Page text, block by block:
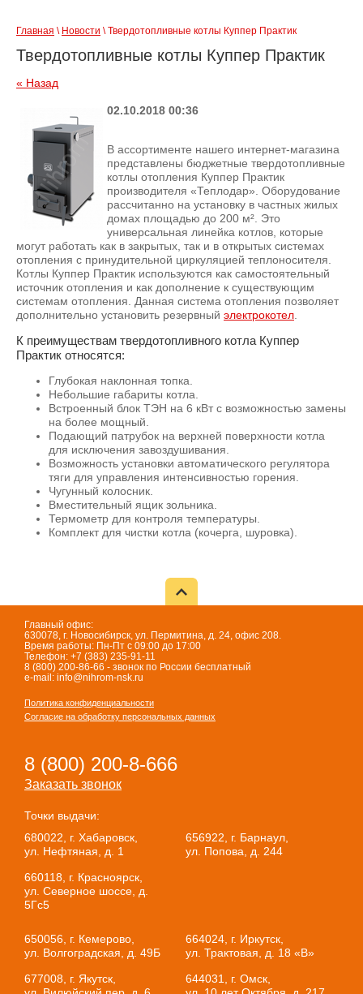
Главная \ Новости \ Твердотопливные котлы Куппер Практик
Твердотопливные котлы Куппер Практик
« Назад
02.10.2018 00:36
В ассортименте нашего интернет-магазина
представлены бюджетные твердотопливные
котлы отопления Куппер Практик
производителя «Теплодар». Оборудование
рассчитанно на установку в частных жилых
домах площадью до 200 м². Это
универсальная линейка котлов, которые
могут работать как в закрытых, так и в открытых системах
отопления с принудительной циркуляцией теплоносителя.
Котлы Куппер Практик используются как самостоятельный
источник отопления и как дополнение к существующим
системам отопления. Данная система отопления позволяет
дополнительно установить резервный электрокотел.
К преимуществам твердотопливного котла Куппер
Практик относятся:
Глубокая наклонная топка.
Небольшие габариты котла.
Встроенный блок ТЭН на 6 кВт с возможностью замены
на более мощный.
Подающий патрубок на верхней поверхности котла
для исключения завоздушивания.
Возможность установки автоматического регулятора
тяги для управления интенсивностью горения.
Чугунный колосник.
Вместительный ящик зольника.
Термометр для контроля температуры.
Комплект для чистки котла (кочерга, шуровка).
Главный офис:
630078, г. Новосибирск, ул. Пермитина, д. 24, офис 208.
Время работы: Пн-Пт с 09:00 до 17:00
Телефон: +7 (383) 235-91-11
8 (800) 200-86-66 - звонок по России бесплатный
e-mail: info@nihrom-nsk.ru
Политика конфиденциальности
Согласие на обработку персональных данных
Точки выдачи:
680022, г. Хабаровск,
ул. Нефтяная, д. 1
656922, г. Барнаул,
ул. Попова, д. 244
660118, г. Красноярск,
ул. Северное шоссе, д.
5Гс5
8 (800) 200-8-666
Заказать звонок
650056, г. Кемерово,
ул. Волгоградская, д. 49Б
664024, г. Иркутск,
ул. Трактовая, д. 18 «В»
677008, г. Якутск,
644031, г. Омск,